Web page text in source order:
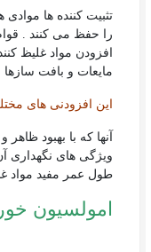
تثبیت کننده ها
را حفظ می کنند .
افزودن مواد غلیظ
مایعات و بافت سازها ،
این افزودنی های
آنها که با بهبود ظاهر
ویژگی های نگهداری
طول عمر مفید مواد
امولسیون